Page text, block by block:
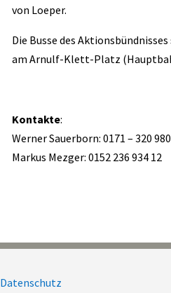
von Loeper.
Die Busse des
am Arnulf-Klett-Platz
Kontakte:
Werner Sauerborn: 0171 – 320
Markus Mezger: 0152 236 934 12
Datenschutz